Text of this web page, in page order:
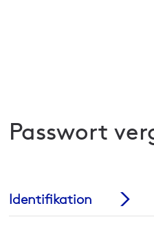
Passwort
Identifikation